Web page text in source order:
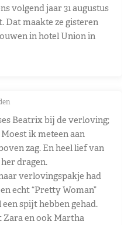
volgend jaar 31 augustus
maakte ze gisteren
in hotel Union in
Beatrix bij de verloving;
ik meteen aan
zag. En heel lief van
dragen.
verlovingspakje had
echt “Pretty Woman”
spijt hebben gehad.
en ook Martha